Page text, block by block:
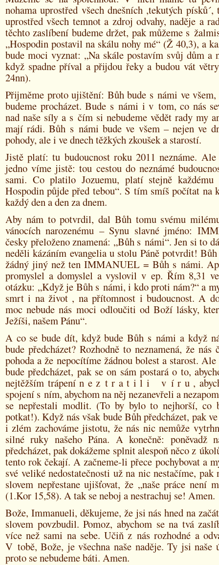
nohama uprostřed všech dnešních ,tekutých
uprostřed všech temnot a zdroj odvahy, naděje a
těchto zaslíbení budeme držet, pak můžeme s
„Hospodin postavil na skálu nohy mé“ (Ž 40,3), a
bude moci vyznat: „Na skále postavím svůj dům a
když spadne příval a přijdou řeky a budou vát
24nn).
Přijměme proto ujištění: Bůh bude s námi ve
budeme procházet. Bude s námi i v tom, co nás
nad naše síly a s čím si nebudeme vědět rady my
mají rádi. Bůh s námi bude ve všem – nejen ve
pohody, ale i ve dnech těžkých zkoušek a starostí.
Jistě platí: tu budoucnost roku 2011 neznáme. Ale
jedno víme jistě: tou cestou do neznámé
sami. Co platilo Jozuemu, platí stejně
Hospodin půjde před tebou“. S tím smíš počítat na
každý den a den za dnem.
Aby nám to potvrdil, dal Bůh tomu svému
vánocích narozenému – Synu slavné jméno:
česky přeloženo znamená: „Bůh s námi“. Jen si to
neděli kázáním evangelia u stolu Páně potvrdit!
žádný jiný než ten IMMANUEL = Bůh s námi.
promyslel a domyslel a vyslovil v ep. Řím 8,31
otázku: „Když je Bůh s námi, i kdo proti nám?“ a
smrt i na život , na přítomnost i budoucnost. A
moc nebude nás moci odloučiti od Boží lásky,
Ježíši, našem Pánu“.
A co se bude dít, když bude Bůh s námi a když
bude předcházet? Rozhodně to neznamená, že nás
pohoda a že nepocítíme žádnou bolest a starost.
bude předcházet, pak se on sám postará o to,
nejtěžším trápení n e z t r a t i l i v í r u ,
spojení s ním, abychom na něj nezanevřeli a
se nepřestali modlit. (To by bylo to nejhorší, co
potkat!). Když nás však bude Bůh předcházet, pak
i zlém zachováme jistotu, že nás nic nemůže
silné ruky našeho Pána. A konečně: poněvadž
předcházet, pak dokážeme splnit alespoň něco z
tento rok čekají. A začneme-li přece pochybovat a
své veliké nedostatečnosti už na nic nestačíme, pak
slovem nepřestane ujišťovat, že „naše práce není
(1.Kor 15,58). A tak se neboj a nestrachuj se! Amen.
Bože, Immanueli, děkujeme, že jsi nás hned na
slovem povzbudil. Pomoz, abychom se na tvá
více než sami na sebe. Učiň z nás rozhodné a
V tobě, Bože, je všechna naše naděje. Ty jsi naše
proto se nebudeme báti. Amen.